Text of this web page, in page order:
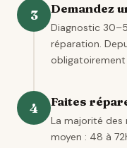
3 Demandez
Diagnostic
réparation.
4 Faites
La majorité des
moyen : 48 à